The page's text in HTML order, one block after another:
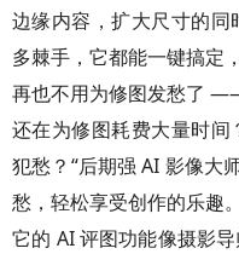
边缘内容，扩大尺寸的
多棘手，它都能一键搞定
再也不用为修图发愁了
还在为修图耗费大量时
犯愁？“后期强 AI 影像大
愁，轻松享受创作的乐趣。
它的 AI 评图功能像摄影